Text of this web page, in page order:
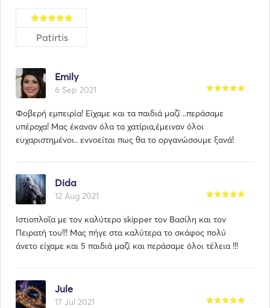
Patirtis
Emily
6 Sep 2021
Φοβερή εμπειρία! Είχαμε και τα παιδιά μαζί ..περάσαμε
υπέροχα! Μας έκαναν όλα τα χατίρια,έμειναν όλοι
ευχαριστημένοι.. εννοείται πως θα το οργανώσουμε ξανά!
Dida
12 Aug 2021
Ιστιοπλοΐα με τον καλύτερο skipper τον Βασίλη και τον
Πειρατή του!!! Μας πήγε στα καλύτερα το σκάφος πολύ
άνετο είχαμε και 5 παιδιά μαζί και περάσαμε όλοι τέλεια !!!
Jule
17 Jul 2021